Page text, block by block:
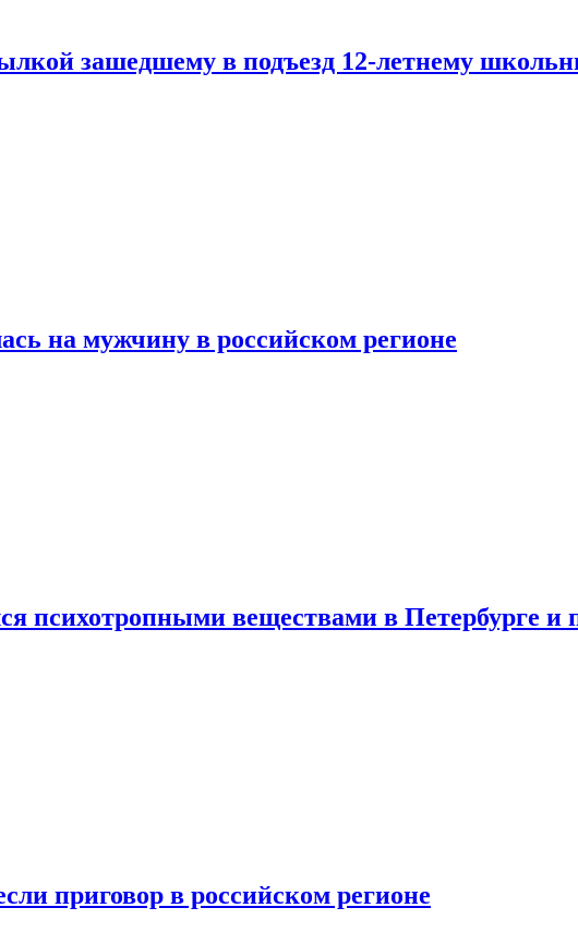
зашедшему в подъезд 12-летнему
на мужчину в российском регионе
психотропными веществами в Петербурге
приговор в российском регионе